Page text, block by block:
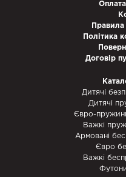
Політика
Договір
Дитячі
Дитячі
Євро-
Важкі
Армовані
Євро
Важкі